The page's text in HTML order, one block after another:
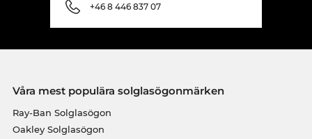
+46 8 446 837 07
Våra mest populära solglasögonmärken
Ray-Ban Solglasögon
Oakley Solglasögon